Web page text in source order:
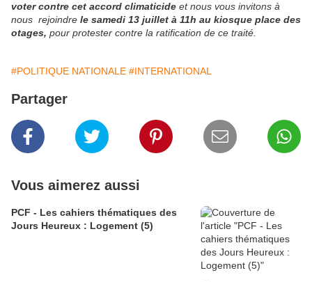
voter contre cet accord climaticide et nous vous invitons à
nous rejoindre le samedi 13 juillet à 11h au kiosque place des
otages, pour protester contre la ratification de ce traité.
#POLITIQUE NATIONALE #INTERNATIONAL
Partager
Vous aimerez aussi
PCF - Les cahiers thématiques des
Jours Heureux : Logement (5)